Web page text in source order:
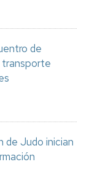
de
transporte
de Judo inician